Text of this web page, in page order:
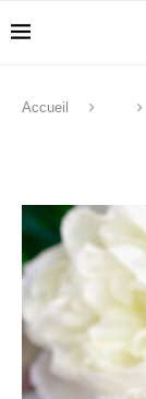
Accueil